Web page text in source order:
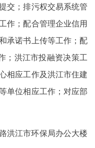
交；排污权交易系统管
作；配合管理企业信用
承诺书上传等工作；配
；洪江市投融资决策工
相应工作及洪江市住建
单位相应工作；对应部
洪江市环保局办公大楼